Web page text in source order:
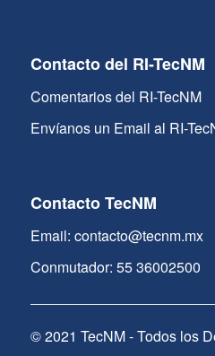
Contacto del RI-TecNM
Comentarios del RI-TecNM
Envíanos un Email al RI-
Contacto TecNM
Email: contacto@tecnm.mx
Conmutador: 55 36002500
© 2021 TecNM - Todos los